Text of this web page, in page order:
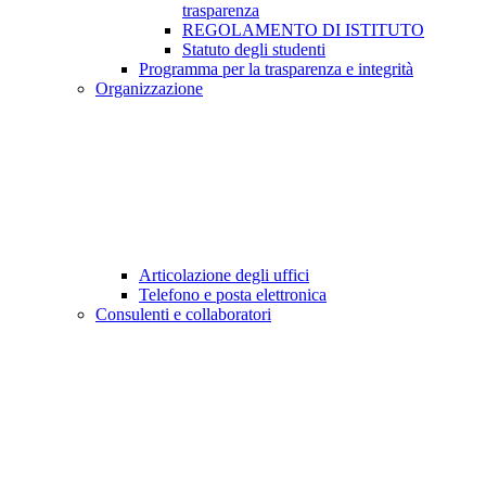
trasparenza
REGOLAMENTO DI ISTITUTO
Statuto degli studenti
Programma per la trasparenza e integrità
Organizzazione
Articolazione degli uffici
Telefono e posta elettronica
Consulenti e collaboratori